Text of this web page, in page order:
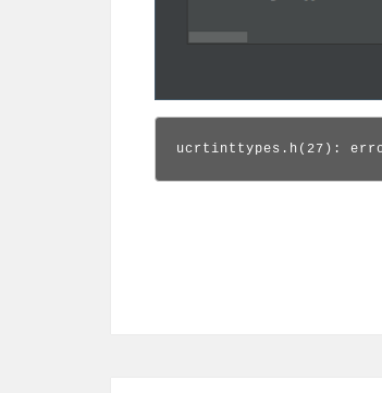
ucrtinttypes.h(27):